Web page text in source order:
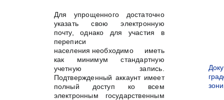
Для упрощенного достаточно
указать свою электронную
почту, однако для участия в
переписи
населения необходимо иметь
как минимум стандартную
учетную запись.
Подтвержденный аккаунт имеет
полный доступ ко всем
электронным государственным